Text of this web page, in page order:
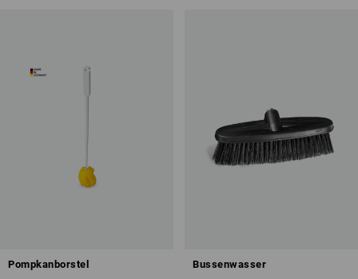
Pompkanborstel Bussenwasser